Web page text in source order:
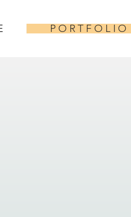
P O R T F O L I O